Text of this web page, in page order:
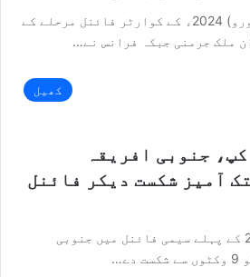
یورپیئن چیمپیئن شپ (یورو) 2024ء کے کوارٹر فائنل مرحلے کے
ملک جرمنی جبکہ فرانس نے…
کھیل
جنوبی افریقہ
آمیز شکست دیکر فائنل
ٹی ٹوئنٹی ورلڈ کپ 2024 کے پہلے سیمی فائنل میں جنوبی